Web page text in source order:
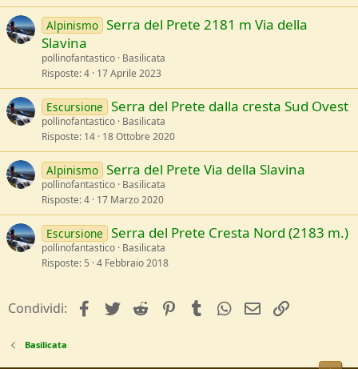
Alpinismo Serra del Prete 2181 m Via della
Slavina
pollinofantastico Basilicata
Risposte 4 17 Aprile 2023
Escursione Serra del Prete dalla cresta Sud Ovest
pollinofantastico Basilicata
Risposte 14 18 Ottobre 2020
Alpinismo Serra del Prete Via della Slavina
pollinofantastico Basilicata
Risposte 4 17 Marzo 2020
Escursione Serra del Prete Cresta Nord (2183 m.)
pollinofantastico Basilicata
Risposte 5 4 Febbraio 2018
Condividi: facebookTwitterReddit PinterestTumblrWhatsApp
e-mail
Basilicata